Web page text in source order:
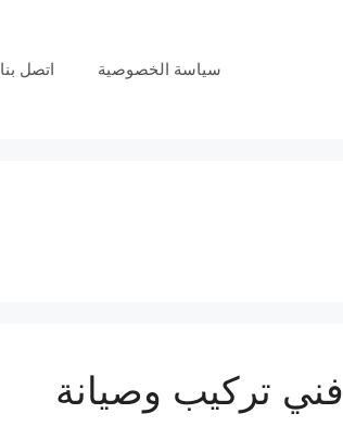
سياسة الخصوصية اتصل بنا
فني بدالات الوفرة 66428585 فني تركيب وصيانة